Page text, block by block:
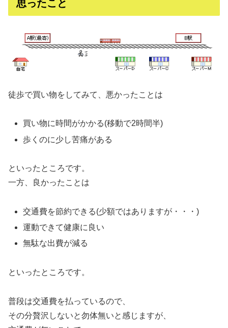
思ったこと
徒歩で買い物をしてみて、悪かったことは
買い物に時間がかかる(移動で2時間半)
歩くのに少し苦痛がある
といったところです。
一方、良かったことは
交通費を節約できる(少額ではありますが・・・)
運動できて健康に良い
無駄な出費が減る
といったところです。
普段は交通費を払っているので、
その分贅沢しないと勿体無いと感じますが、